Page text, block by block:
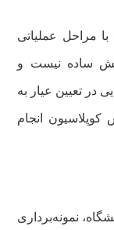
با مراحل عملیاتی
ساده نیست و
در تعیین عیار به
کوپلاسیون انجام
نمونه‌برداری